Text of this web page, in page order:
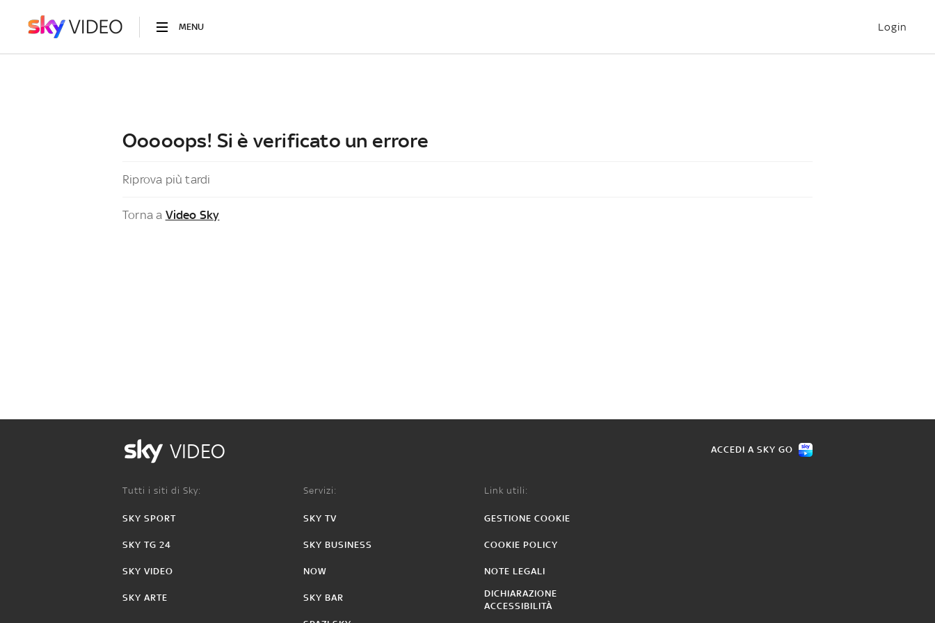
MENU Login
Ooooops! Si è verificato un errore
Riprova più tardi
Torna a Video Sky
VIDEO ACCEDI A SKY GO
Tutti i siti di Sky:
SKY SPORT
SKY TG 24
SKY VIDEO
SKY ARTE
Servizi:
SKY TV
SKY BUSINESS
NOW
SKY BAR
Link utili:
GESTIONE COOKIE
COOKIE POLICY
NOTE LEGALI
DICHIARAZIONE
ACCESSIBILITÀ